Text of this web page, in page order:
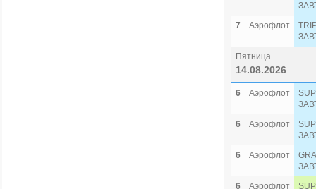
7
Аэрофлот
Пятница
14.08.2026
6 Аэрофлот
6
Аэрофлот
6
Аэрофлот
6
Аэрофлот